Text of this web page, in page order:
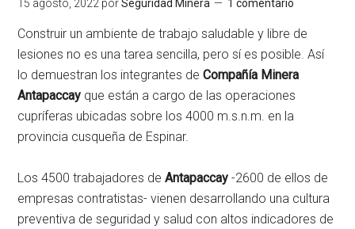
15 agosto, 2022 porSeguridad Minera 1 comentario
Construir un ambiente de trabajo saludable y libre de
lesiones no es una tarea sencilla, pero sí es posible. Así
lo demuestran los integrantes deCompañía Minera
Antapaccay que están a cargo de las operaciones
cupríferas ubicadas sobre los 4000 m.s.n.m. en la
provincia cusqueña de Espinar.
Los 4500 trabajadores deAntapaccay -2600 de ellos de
empresas contratistas- vienen desarrollando una cultura
preventiva de seguridad y salud con altos indicadores de